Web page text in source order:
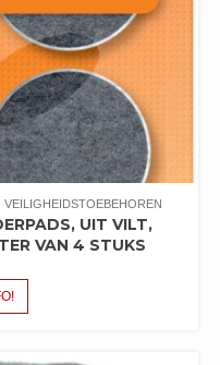
VEILIGHEIDSTOEBEHOREN
UIT VILT,
VAN 4 STUKS